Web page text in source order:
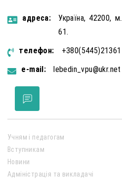
aдресa:
Україна, 42200,
61.
телефон:
+380(5445)21361
e-mail:
lebedin_vpu@ukr.net
Учням і педагогам
Вступникам
Новини
Адміністрація та викладачі